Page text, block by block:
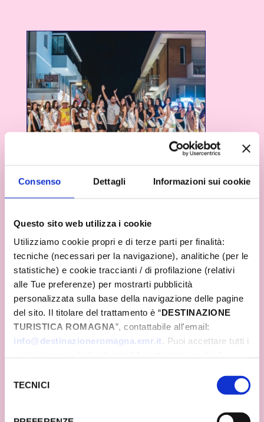
Consenso Dettagli Informazioni sui cookie
Questo sito web utilizza i cookie
Utilizziamo cookie propri e di terze parti per finalità:
tecniche (necessari per la navigazione), analitiche (per le
statistiche) e cookie traccianti / di profilazione (relativi
alle Tue preferenze) per mostrarti pubblicità
personalizzata sulla base della navigazione delle pagine
del sito. Il titolare del trattamento è “DESTINAZIONE
TURISTICA ROMAGNA”, contattabile all'email:
info@destinazioneromagna.emr.it. Puoi accettare tutti i
gestire le tue preferenze facendo clic su “Personalizza”.
Qualora acconsenti a tutti i cookie i Tuoi dati potranno
delTECNICI